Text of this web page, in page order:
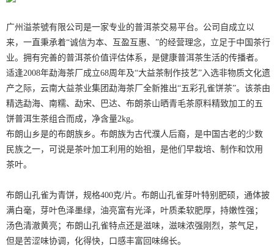
广州 溢茶號有限公司是一家专业的普洱茶交易平台。公司自成立以
来，一直秉承着“诚信为本、互盈互惠、”的经营理念，立足于中国茶行
业。拥有完善的普洱茶价值评估体系，是健康普洱茶生活的传播者。
适逢2008年勐海茶厂成立68周年及“大益茶制作技艺”入选非物质文化遗
产之际，云南大益茶业集团勐海茶厂全新推出“五彩孔雀饼茶”。该茶由
精选勐海、南糯、勐宋、巴达、布朗茶山晒青毛茶原料精致加工的五
饼普洱生茶组合而成，净含量2kg。
布朗山乡是的布朗族乡。布朗族为古代濮人后裔，是中国古老的少数
民族之一，可说是茶叶加工利用的始祖，是他们早栽培、制作和饮用
茶叶。
布朗山孔雀为青饼，规格400克/片。布朗山孔雀芽叶特别肥硕，通体披
满白毫，芽叶色泽墨绿，油亮富有光泽，叶质柔软肥厚，持嫩性强；
汤色清澈黄亮；布朗山孔雀特点还是滋味，滋味浓强刚烈，茶气足，
但是苦涩味协调，化得快，口感丰富回味绵长。